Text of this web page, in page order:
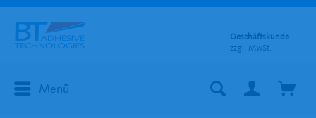
Menü
Geschäftskunde
zzgl. MwSt.